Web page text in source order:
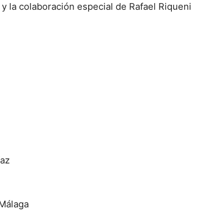
la colaboración especial de Rafael Riqueni